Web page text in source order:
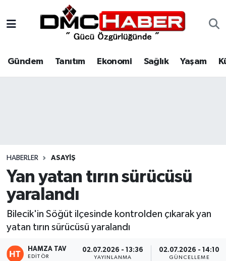
Gündem Tanıtım Ekonomi Sağlık Yaşam
HABERLER ASAYIŞ
Yan yatan tırın sürücüsü
yaralandı
Bilecik'in Söğüt ilçesinde kontrolden çıkarak yan
yatan tırın sürücüsü yaralandı
HAMZA TAV
EDITÖR
02.07.2026 - 13:36
YAYINLANMA
02.07.2026 - 14:10
GÜNCELLEME
Tanıtım
Spor
Siyaset
Eğitim
Nöbetçi Eczaneler
Hava Durumu
Haber Arşivi